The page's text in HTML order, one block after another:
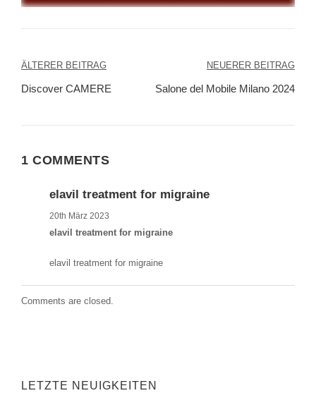
Beitragsnavigation
ÄLTERER BEITRAG
Discover CAMERE
NEUERER BEITRAG
Salone del Mobile Milano 2024
1 COMMENTS
elavil treatment for migraine
20th März 2023
elavil treatment for migraine
elavil treatment for migraine
Comments are closed.
LETZTE NEUIGKEITEN